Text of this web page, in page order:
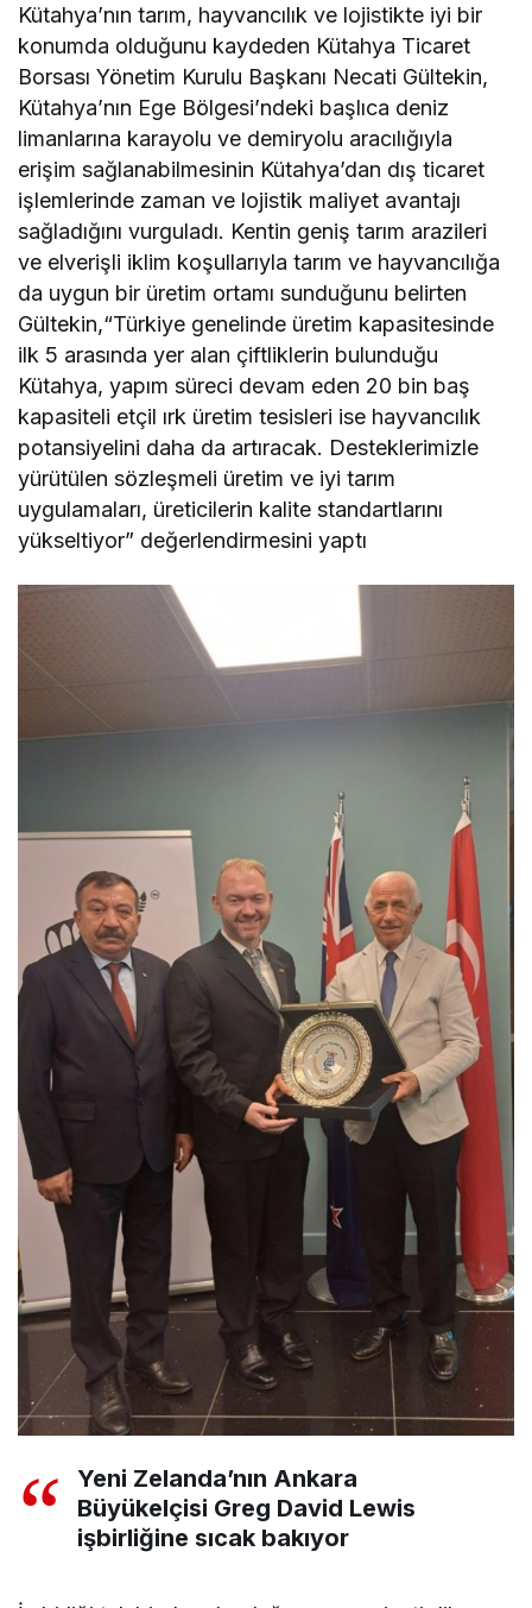
Kütahya’nın tarım, hayvancılık ve lojistikte iyi bir
konumda olduğunu kaydeden Kütahya Ticaret
Borsası Yönetim Kurulu Başkanı Necati Gültekin,
Kütahya’nın Ege Bölgesi’ndeki başlıca deniz
limanlarına karayolu ve demiryolu aracılığıyla
erişim sağlanabilmesinin Kütahya’dan dış ticaret
işlemlerinde zaman ve lojistik maliyet avantajı
sağladığını vurguladı. Kentin geniş tarım arazileri
ve elverişli iklim koşullarıyla tarım ve hayvancılığa
da uygun bir üretim ortamı sunduğunu belirten
Gültekin,“Türkiye genelinde üretim kapasitesinde
ilk 5 arasında yer alan çiftliklerin bulunduğu
Kütahya, yapım süreci devam eden 20 bin baş
kapasiteli etçil ırk üretim tesisleri ise hayvancılık
potansiyelini daha da artıracak. Desteklerimizle
yürütülen sözleşmeli üretim ve iyi tarım
uygulamaları, üreticilerin kalite standartlarını
yükseltiyor” değerlendirmesini yaptı
Yeni Zelanda’nın Ankara
Büyükelçisi Greg David Lewis
işbirliğine sıcak bakıyor